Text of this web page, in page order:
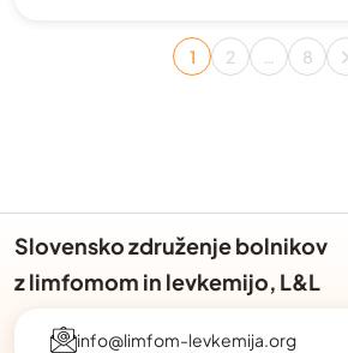
Page
1 Page
2 Page
8
Slovensko združenje bolnikov
z limfomom in levkemijo, L&L
info@limfom-levkemija.org